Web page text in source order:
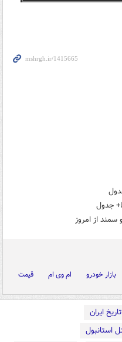
جدول
سمند از امروز
بازار خودرو ام وی ام قیمت
ایران
استانبول